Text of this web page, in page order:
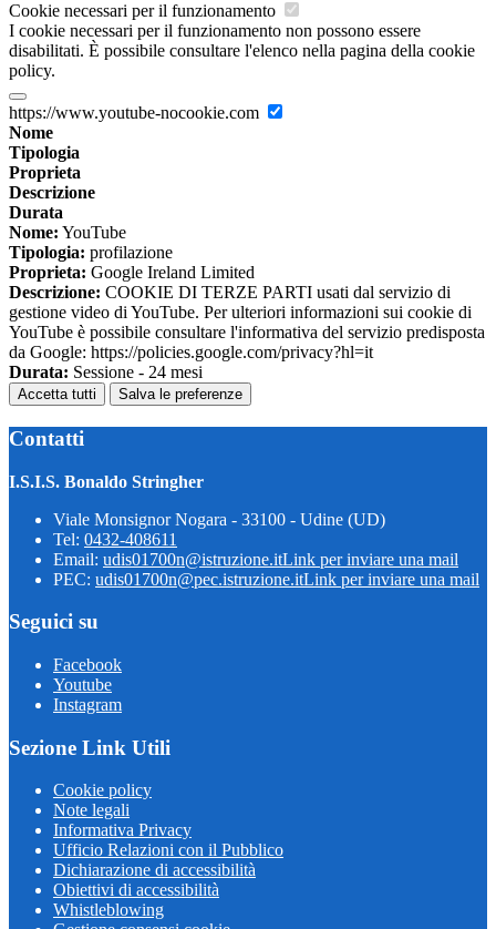
Cookie necessari per il funzionamento
I cookie necessari per il funzionamento non possono essere
disabilitati. È possibile consultare l'elenco nella pagina della cookie
policy.
https://www.youtube-nocookie.com
Nome
Tipologia
Proprieta
Descrizione
Durata
Nome: YouTube
Tipologia: profilazione
Proprieta: Google Ireland Limited
Descrizione: COOKIE DI TERZE PARTI usati dal servizio di
gestione video di YouTube. Per ulteriori informazioni sui cookie di
YouTube è possibile consultare l'informativa del servizio predisposta
da Google: https://policies.google.com/privacy?hl=it
Durata: Sessione - 24 mesi
Accetta tutti Salva le preferenze
Contatti
I.S.I.S. Bonaldo Stringher
Viale Monsignor Nogara - 33100 - Udine (UD)
Tel: 0432-408611
Email: udis01700n@istruzione.itLink per inviare una mail
PEC: udis01700n@pec.istruzione.itLink per inviare una mail
Seguici su
Facebook
Youtube
Instagram
Sezione Link Utili
Cookie policy
Note legali
Informativa Privacy
Ufficio Relazioni con il Pubblico
Dichiarazione di accessibilità
Obiettivi di accessibilità
Whistleblowing